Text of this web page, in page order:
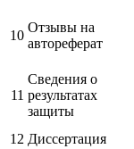
10
Отзывы на
автореферат
11
Сведения о
результатах
защиты
12 Диссертация